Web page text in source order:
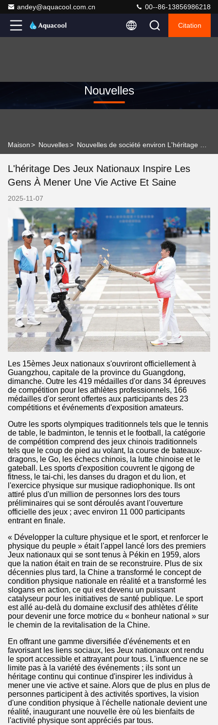
andey@aquacool.com.cn 00--86-13856986218
Citation
Nouvelles
Maison> Nouvelles>
L'héritage Des Jeux Nationaux Inspire Les
Gens À Mener Une Vie Active Et Saine
2025-11-07
Les 15èmes Jeux nationaux s'ouvriront officiellement à
Guangzhou, capitale de la province du Guangdong,
dimanche. Outre les 419 médailles d'or dans 34 épreuves
de compétition pour les athlètes professionnels, 166
médailles d'or seront offertes aux participants des 23
compétitions et événements d'exposition amateurs.
Outre les sports olympiques traditionnels tels que le tennis
de table, le badminton, le tennis et le football, la catégorie
de compétition comprend des jeux chinois traditionnels
tels que le coup de pied au volant, la course de bateaux-
dragons, le Go, les échecs chinois, la lutte chinoise et le
gateball. Les sports d'exposition couvrent le qigong de
fitness, le tai-chi, les danses du dragon et du lion, et
l'exercice physique sur musique radiophonique. Ils ont
attiré plus d'un million de personnes lors des tours
préliminaires qui se sont déroulés avant l'ouverture
officielle des jeux ; avec environ 11 000 participants
entrant en finale.
« Développer la culture physique et le sport, et renforcer le
physique du peuple » était l'appel lancé lors des premiers
Jeux nationaux qui se sont tenus à Pékin en 1959, alors
que la nation était en train de se reconstruire. Plus de six
décennies plus tard, la Chine a transformé le concept de
condition physique nationale en réalité et a transformé les
slogans en action, ce qui est devenu un puissant
catalyseur pour les initiatives de santé publique. Le sport
est allé au-delà du domaine exclusif des athlètes d'élite
pour devenir une force motrice du « bonheur national » sur
le chemin de la revitalisation de la Chine.
En offrant une gamme diversifiée d'événements et en
favorisant les liens sociaux, les Jeux nationaux ont rendu
le sport accessible et attrayant pour tous. L'influence ne se
limite pas à la variété des événements ; ils sont un
héritage continu qui continue d'inspirer les individus à
mener une vie active et saine. Alors que de plus en plus de
personnes participent à des activités sportives, la vision
d'une condition physique à l'échelle nationale devient une
réalité, inaugurant une nouvelle ère où les bienfaits de
l'activité physique sont appréciés par tous.